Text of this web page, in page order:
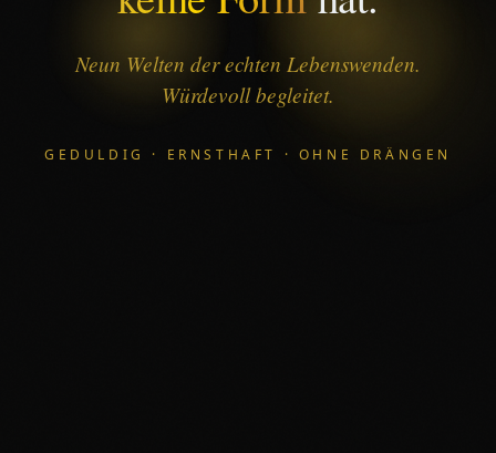
Neun Welten der echten Lebenswenden.
Würdevoll begleitet.
GEDULDIG · ERNSTHAFT · OHNE DRÄNGEN